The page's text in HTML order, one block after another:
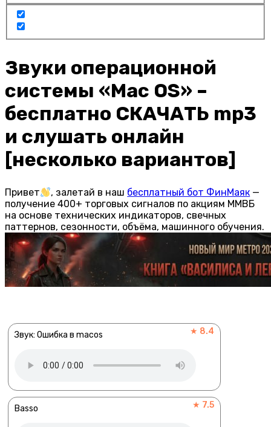
Звуки операционной
системы «Mac OS» –
бесплатно СКАЧАТЬ mp3
и слушать онлайн
[несколько вариантов]
Привет , залетай в наш бесплатный бот ФинМаяк —
получение 400+ торговых сигналов по акциям ММВБ
на основе технических индикаторов, свечных
паттернов, сезонности, объёма, машинного обучения.
Звук: Ошибка в macos ★ 8.4
Basso ★ 7.5